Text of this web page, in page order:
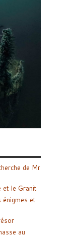
de Mr
et le Granit
et
au